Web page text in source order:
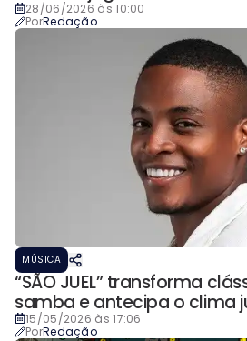
28/06/2026 às 10:00
PorRedação
MÚSICA
“SÃO JUEL” transforma
samba e antecipa o clima
15/05/2026 às 17:06
PorRedação